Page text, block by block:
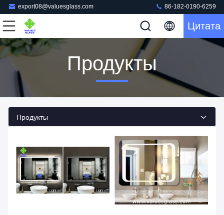
export08@valuesglass.com 86-182-0190-6259
Цитата
Продукты
Продукты